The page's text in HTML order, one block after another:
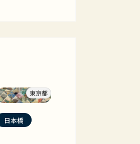
東京都
日本橋